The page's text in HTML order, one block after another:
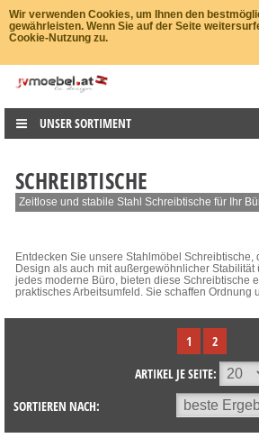
Wir verwenden Cookies, um Ihnen den
gewährleisten. Wenn Sie auf der Seite
Cookie-Nutzung zu.
UNSER SORTIMENT
SCHREIBTISCHE
Zeitlose und stabile Stahl Schreibtische für Ihr
Entdecken Sie unsere Stahlmöbel Schreibtische,
Design als auch mit außergewöhnlicher Stabilität
jedes moderne Büro, bieten diese Schreibtische
praktisches Arbeitsumfeld. Sie schaffen Ordnung
1
2
ARTIKEL JE SEITE:
SORTIEREN NACH: